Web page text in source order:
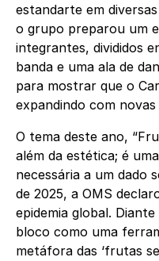
estandarte em
o grupo preparou um
integrantes, divididos
banda e uma ala de
para mostrar que o
expandindo com
O tema deste ano,
além da estética; é
necessária a um dado
de 2025, a OMS
epidemia global.
bloco como uma
metáfora das ‘frutas